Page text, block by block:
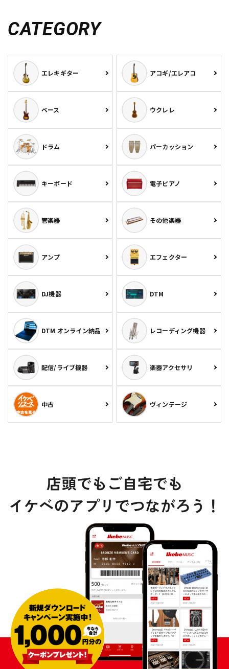
CATEGORY
エレキギター アコギ/エレアコ
ベース ウクレレ
ドラム パーカッション
キーボード 電子ピアノ
管楽器 その他楽器
アンプ エフェクター
DJ機器 DTM
DTM オンライン納品 レコーディング機器
配信/ライブ機器 楽器アクセサリ
中古 ヴィンテージ